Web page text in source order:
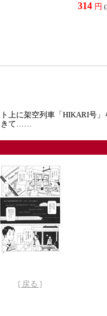
314 円
上に架空列車「HIKARI号
きて……
[ 戻る ]